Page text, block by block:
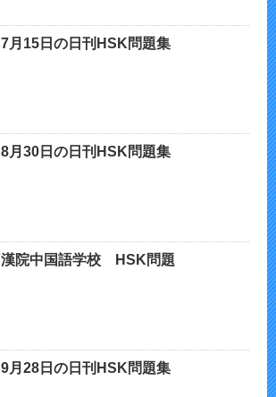
7月15日の日刊HSK問題集
8月30日の日刊HSK問題集
漢院中国語学校 HSK問題
9月28日の日刊HSK問題集